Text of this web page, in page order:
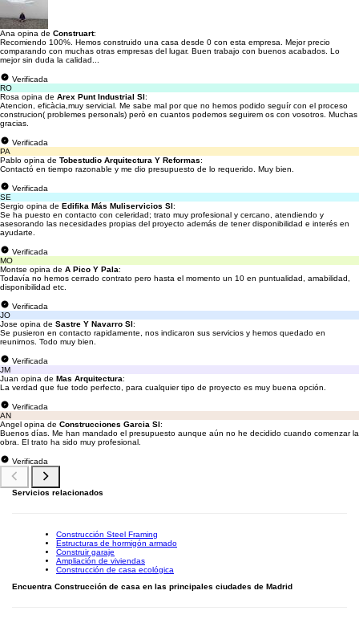
Ana opina de Construart:
Recomiendo 100%. Hemos construido una casa desde 0 con esta empresa. Mejor precio
comparando con muchas otras empresas del lugar. Buen trabajo con buenos acabados. Lo
mejor sin duda la calidad...
Verificada
RO
Rosa opina de Arex Punt Industrial Sl:
Atencion, eficàcia,muy servicial. Me sabe mal por que no hemos podido seguír con el proceso
construcion( problemes personals) però en cuantos podemos seguirem os con vosotros. Muchas
gracias.
Verificada
PA
Pablo opina de Tobestudio Arquitectura Y Reformas:
Contactó en tiempo razonable y me dio presupuesto de lo requerido. Muy bien.
Verificada
SE
Sergio opina de Edifika Más Muliservicios Sl:
Se ha puesto en contacto con celeridad; trato muy profesional y cercano, atendiendo y
asesorando las necesidades propias del proyecto además de tener disponibilidad e interés en
ayudarte.
Verificada
MO
Montse opina de A Pico Y Pala:
Todavía no hemos cerrado contrato pero hasta el momento un 10 en puntualidad, amabilidad,
disponibilidad etc.
Verificada
JO
Jose opina de Sastre Y Navarro Sl:
Se pusieron en contacto rapidamente, nos indicaron sus servicios y hemos quedado en
reunirnos. Todo muy bien.
Verificada
JM
Juan opina de Mas Arquitectura:
La verdad que fue todo perfecto, para cualquier tipo de proyecto es muy buena opción.
Verificada
AN
Angel opina de Construcciones Garcia Sl:
Buenos días. Me han mandado el presupuesto aunque aún no he decidido cuando comenzar la
obra. El trato ha sido muy profesional.
Verificada
Servicios relacionados
Construcción Steel Framing
Estructuras de hormigón armado
Construir garaje
Ampliación de viviendas
Construcción de casa ecológica
Encuentra Construcción de casa en las principales ciudades de Madrid